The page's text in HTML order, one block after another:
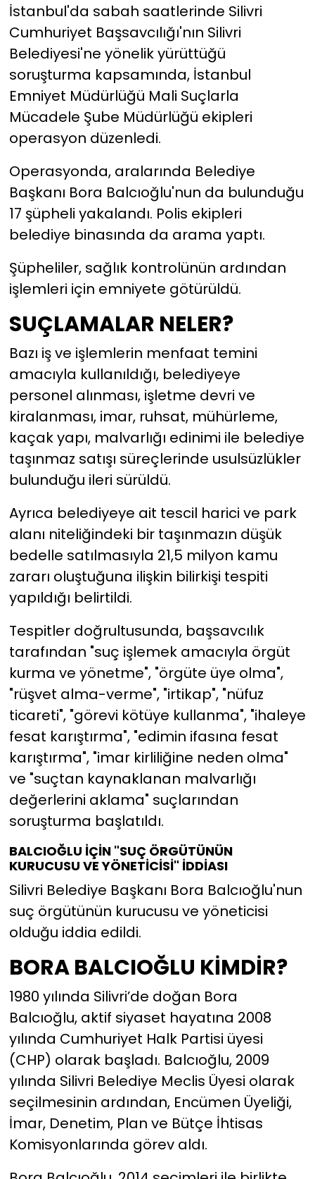
İstanbul'da sabah saatlerinde Silivri
Cumhuriyet Başsavcılığı'nın Silivri
Belediyesi'ne yönelik yürüttüğü
soruşturma kapsamında, İstanbul
Emniyet Müdürlüğü Mali Suçlarla
Mücadele Şube Müdürlüğü ekipleri
operasyon düzenledi.
Operasyonda, aralarında Belediye
Başkanı Bora Balcıoğlu'nun da bulunduğu
17 şüpheli yakalandı. Polis ekipleri
belediye binasında da arama yaptı.
Şüpheliler, sağlık kontrolünün ardından
işlemleri için emniyete götürüldü.
SUÇLAMALAR NELER?
Bazı iş ve işlemlerin menfaat temini
amacıyla kullanıldığı, belediyeye
personel alınması, işletme devri ve
kiralanması, imar, ruhsat, mühürleme,
kaçak yapı, malvarlığı edinimi ile belediye
taşınmaz satışı süreçlerinde usulsüzlükler
bulunduğu ileri sürüldü.
Ayrıca belediyeye ait tescil harici ve park
alanı niteliğindeki bir taşınmazın düşük
bedelle satılmasıyla 21,5 milyon kamu
zararı oluştuğuna ilişkin bilirkişi tespiti
yapıldığı belirtildi.
Tespitler doğrultusunda, başsavcılık
tarafından "suç işlemek amacıyla örgüt
kurma ve yönetme", "örgüte üye olma",
"rüşvet alma-verme", "irtikap", "nüfuz
ticareti", "görevi kötüye kullanma", "ihaleye
fesat karıştırma", "edimin ifasına fesat
karıştırma", "imar kirliliğine neden olma"
ve "suçtan kaynaklanan malvarlığı
değerlerini aklama" suçlarından
soruşturma başlatıldı.
BALCIOĞLU İÇİN "SUÇ ÖRGÜTÜNÜN
KURUCUSU VE YÖNETİCİSİ" İDDİASI
Silivri Belediye Başkanı Bora Balcıoğlu'nun
suç örgütünün kurucusu ve yöneticisi
olduğu iddia edildi.
BORA BALCIOĞLU KİMDİR?
1980 yılında Silivri’de doğan Bora
Balcıoğlu, aktif siyaset hayatına 2008
yılında Cumhuriyet Halk Partisi üyesi
(CHP) olarak başladı. Balcıoğlu, 2009
yılında Silivri Belediye Meclis Üyesi olarak
seçilmesinin ardından, Encümen Üyeliği,
İmar, Denetim, Plan ve Bütçe İhtisas
Komisyonlarında görev aldı.